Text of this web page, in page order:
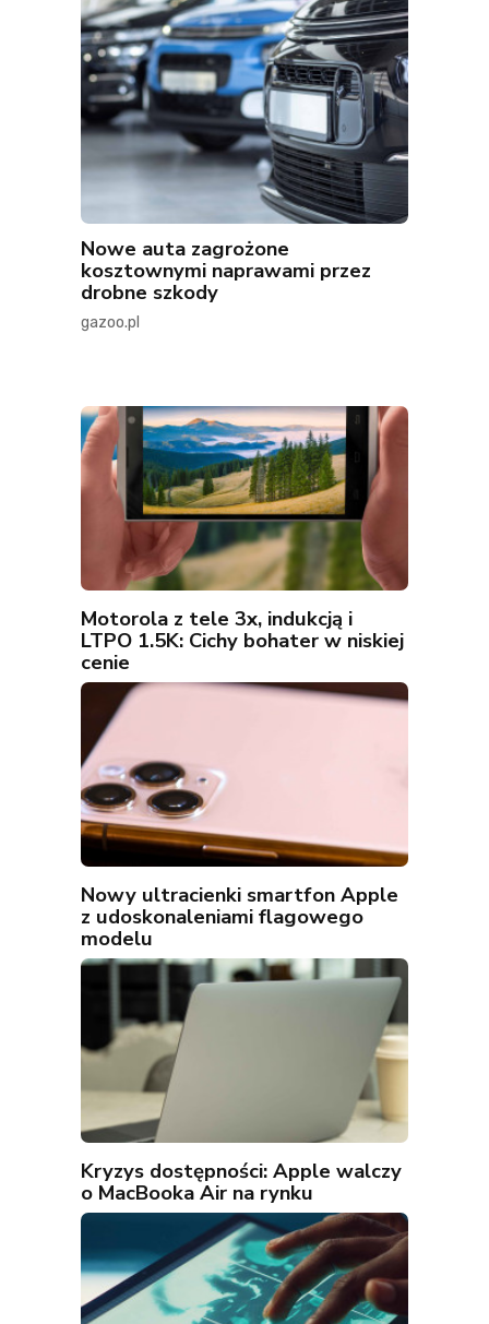
Nowe auta zagrożone
kosztownymi naprawami przez
drobne szkody
gazoo.pl
Motorola z tele 3x, indukcją i
LTPO 1.5K: Cichy bohater w niskiej
cenie
Nowy ultracienki smartfon Apple
z udoskonaleniami flagowego
modelu
Kryzys dostępności: Apple walczy
o MacBooka Air na rynku